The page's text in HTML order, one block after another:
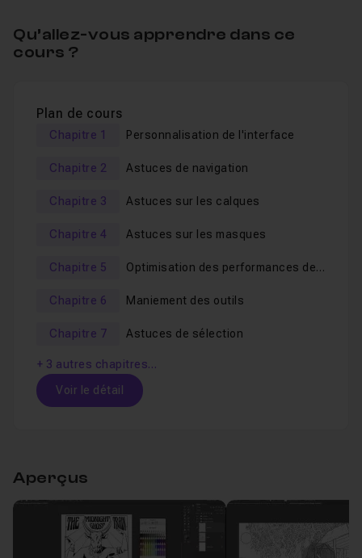
contrôle des couleurs, etc.) et des fonctions
d'automatisation.
compléter cette liste.
Cette compilation est destinée aux utilisateurs de tous
progresser, et les experts découvriront ou
redécouvriront de nombreuses subtilités avancées.
formation est assurée par unformateur certifié
Expert Adobe
. L'auteur reste joignable dans le salon
de besoin.
Qu’allez-vous apprendre dans ce
cours ?
Plan de cours
Chapitre 1 Personnalisation de l'interface
Chapitre 2 Astuces de navigation
Chapitre 3 Astuces sur les calques
Chapitre 4 Astuces sur les masques
Chapitre 5
Optimisation des performances de
Chapitre 6
Maniement des outils
Chapitre 7 Astuces de sélection
+ 3 autres chapitres…
Voir le détail
Leçon 1 Introduction
Aperçus